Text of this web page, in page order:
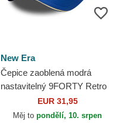
New Era
Čepice zaoblená modrá
nastavitelný 9FORTY Retro
Chelsea Football Club
Premier League New Era
EUR 31,95
Měj to pondělí, 10. srpen